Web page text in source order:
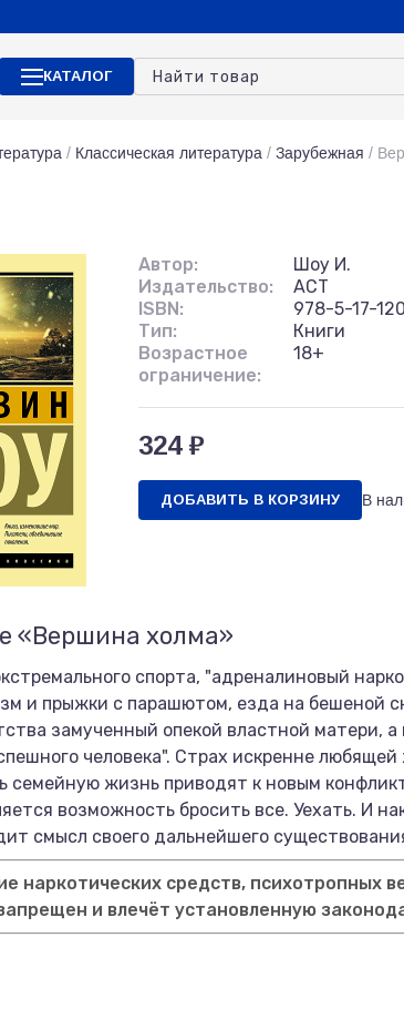
КАТАЛОГ
/ Классическая литература / Зарубежная /
Автор:
Шоу И.
Издательство:
АСТ
ISBN:
978-5-17-
Тип:
Книги
Возрастное
ограничение:
18+
324 ₽
ДОБАВИТЬ В КОРЗИНУ В
«Вершина холма»
спорта, "адреналиновый
и прыжки с парашютом, езда на бешеной
замученный опекой властной матери,
человека". Страх искренне
семейную жизнь приводят к новым
возможность бросить все. Уехать. И
смысл своего дальнейшего
наркотических средств, психотропных
и влечёт установленную